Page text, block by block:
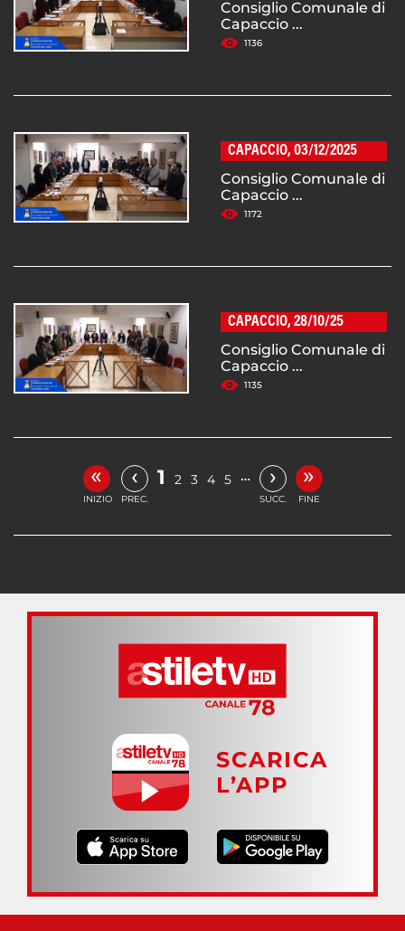
Consiglio Comunale di
Capaccio ...
1136
CAPACCIO, 03/12/2025
Consiglio Comunale di
Capaccio ...
1172
CAPACCIO, 28/10/25
Consiglio Comunale di
Capaccio ...
1135
«
INIZIO
‹
PREC.
1 2 3 4 5 … ›
SUCC.
»
FINE
SCARICA
L’APP